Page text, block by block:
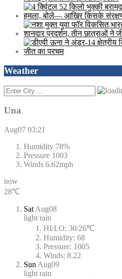
Weather
Una
Aug07 03:21
Humidity 78%
Pressure 1003
Winds 6.62mph
now
28℃
Sat Aug08
light rain
HI/LO: 30/26℃
Humidity: 68
Pressure: 1005
Winds: 8.22
Sun Aug09
light rain